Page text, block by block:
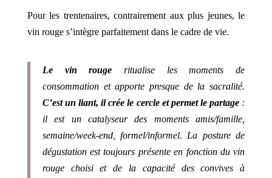
Pour les trentenaires, contrairement aux plus jeunes, le
vin rouge s’intègre parfaitement dans le cadre de vie.
Le vin rouge ritualise les moments de
consommation et apporte presque de la sacralité.
C’est un liant, il crée le cercle et permet le partage :
il est un catalyseur des moments amis/famille,
semaine/week-end, formel/informel. La posture de
dégustation est toujours présente en fonction du vin
rouge choisi et de la capacité des convives à